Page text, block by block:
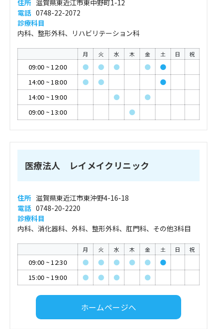
住所 滋賀県東近江市東中野町1-12
電話 0748-22-2072
診療科目
内科、整形外科、リハビリテーション科
月 火 水 木 金 土 日 祝
09:00 ~12:00 ● ● ● ●
●
14:00 ~18:00 ● ●
●
14:00 ~19:00 ●
●
09:00 ~13:00 ●
医療法人 レイメイクリニック
住所 滋賀県東近江市東沖野4-16-18
電話 0748-20-2220
診療科目
内科、消化器科、外科、整形外科、肛門科、その他3科目
月 火 水 木 金 土 日 祝
09:00 ~12:30 ● ● ● ● ●
●
15:00 ~19:00 ● ● ● ●
ホームページへ